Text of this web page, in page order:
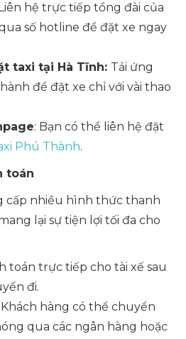
hệ trực tiếp tổng đài của
số hotline để đặt xe ngay
taxi tại Hà Tĩnh: Tải ứng
để đặt xe chỉ với vài thao
: Bạn có thể liên hệ đặt
Phú Thành.
toán
cấp nhiều hình thức thanh
lại sự tiện lợi tối đa cho
toán trực tiếp cho tài xế sau
đi.
Khách hàng có thể chuyển
qua các ngân hàng hoặc